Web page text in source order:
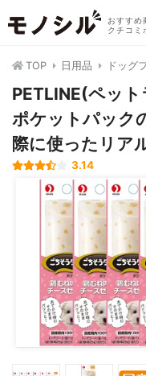
おすすめ
クチコミ
TOP 日用品 ドッグ
PETLINE(ペッ
ポケットパック
際に使ったリア
3.14